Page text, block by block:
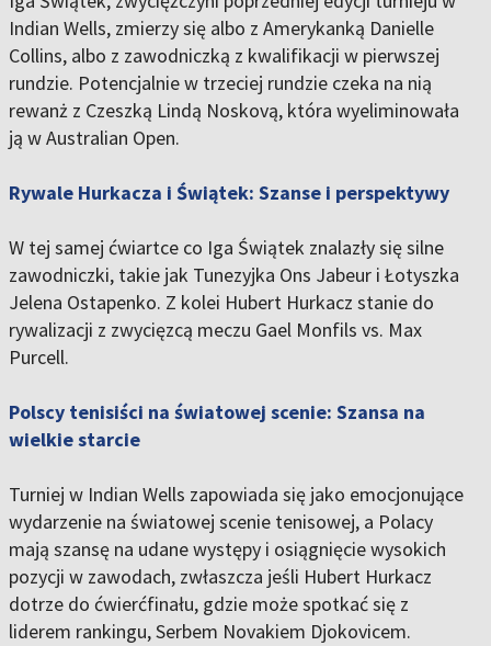
Indian Wells, zmierzy się albo z Amerykanką Danielle
Collins, albo z zawodniczką z kwalifikacji w pierwszej
rundzie. Potencjalnie w trzeciej rundzie czeka na nią
rewanż z Czeszką Lindą Noskovą, która wyeliminowała
ją w Australian Open.
Rywale Hurkacza i Świątek: Szanse i perspektywy
W tej samej ćwiartce co Iga Świątek znalazły się silne
zawodniczki, takie jak Tunezyjka Ons Jabeur i Łotyszka
Jelena Ostapenko. Z kolei Hubert Hurkacz stanie do
rywalizacji z zwycięzcą meczu Gael Monfils vs. Max
Purcell.
Polscy tenisiści na światowej scenie: Szansa na
wielkie starcie
Turniej w Indian Wells zapowiada się jako emocjonujące
wydarzenie na światowej scenie tenisowej, a Polacy
mają szansę na udane występy i osiągnięcie wysokich
pozycji w zawodach, zwłaszcza jeśli Hubert Hurkacz
dotrze do ćwierćfinału, gdzie może spotkać się z
liderem rankingu, Serbem Novakiem Djokovicem.